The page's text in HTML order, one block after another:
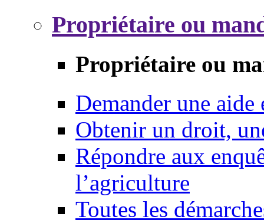
Propriétaire ou
Propriétaire ou
Demander une aide
Obtenir un droit,
Répondre aux
l’agriculture
Toutes les